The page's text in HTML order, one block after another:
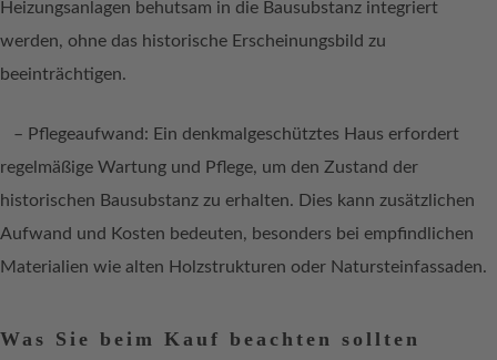
Heizungsanlagen behutsam in die Bausubstanz integriert
werden, ohne das historische Erscheinungsbild zu
beeinträchtigen.
– Pflegeaufwand: Ein denkmalgeschütztes Haus erfordert
regelmäßige Wartung und Pflege, um den Zustand der
historischen Bausubstanz zu erhalten. Dies kann zusätzlichen
Aufwand und Kosten bedeuten, besonders bei empfindlichen
Materialien wie alten Holzstrukturen oder Natursteinfassaden.
Was Sie beim Kauf beachten sollten